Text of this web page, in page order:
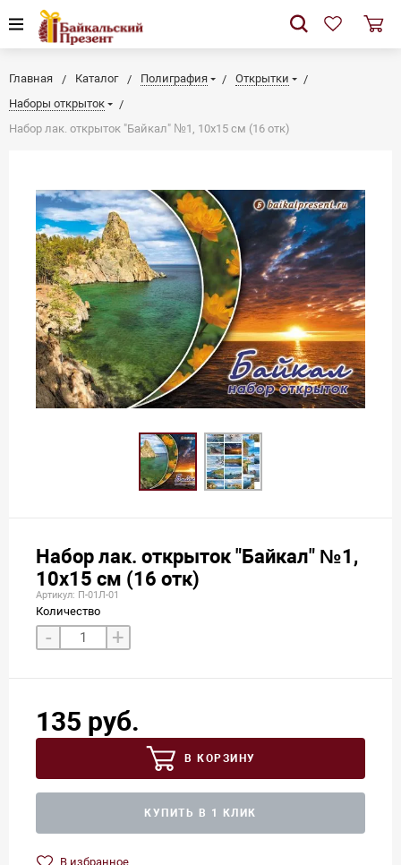
Главная Каталог Полиграфия
Открытки
Наборы открыток
Набор лак. открыток "Байкал" №1, 10х15 см (16 отк)
Набор лак. открыток "Байкал" №1,
10х15 см (16 отк)
Артикул: П-01Л-01
Количество
- +
135 руб.
В КОРЗИНУ
КУПИТЬ В 1 КЛИК
В избранное